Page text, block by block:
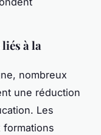
à la
nombreux
une réduction
Les